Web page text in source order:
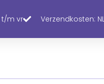
t/m vr Verzendkosten: